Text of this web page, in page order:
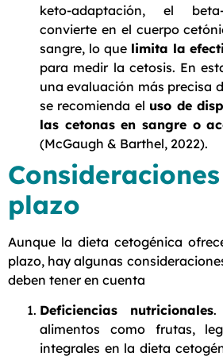
keto-adaptación, el
convierte en el cuerpo
sangre, lo que limita la
para medir la cetosis. En
una evaluación más precisa
se recomienda el uso de
las cetonas en sangre o
(McGaugh & Barthel, 2022).
plazo
Aunque la dieta cetogénica
plazo, hay algunas
deben tener en cuenta
Deficiencias nutricionales.
alimentos como frutas,
integrales en la dieta